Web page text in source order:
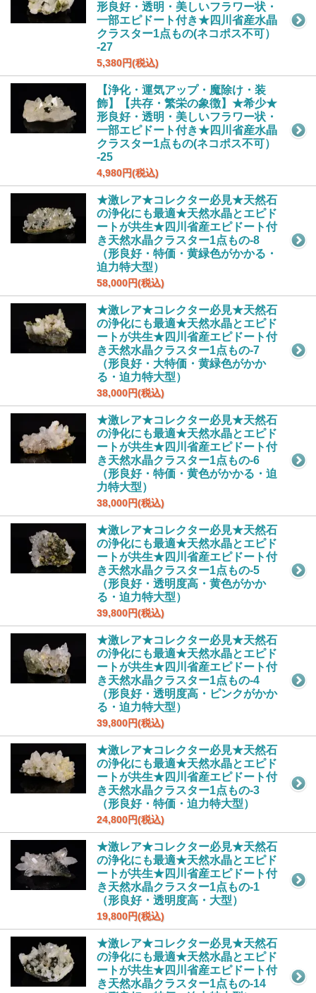
形良好・透明・美しいフラワー状・
一部エピドート付き★四川省産水晶
クラスター1点もの(ネコポス不可）
-27
5,380円(税込)
【浄化・運気アップ・魔除け・装
飾】【共存・繁栄の象徴】★希少★
形良好・透明・美しいフラワー状・
一部エピドート付き★四川省産水晶
クラスター1点もの(ネコポス不可）
-25
4,980円(税込)
★激レア★コレクター必見★天然石
の浄化にも最適★天然水晶とエピド
ートが共生★四川省産エピドート付
き天然水晶クラスター1点もの-8
（形良好・特価・黄緑色がかかる・
迫力特大型）
58,000円(税込)
★激レア★コレクター必見★天然石
の浄化にも最適★天然水晶とエピド
ートが共生★四川省産エピドート付
き天然水晶クラスター1点もの-7
（形良好・大特価・黄緑色がかか
る・迫力特大型）
38,000円(税込)
★激レア★コレクター必見★天然石
の浄化にも最適★天然水晶とエピド
ートが共生★四川省産エピドート付
き天然水晶クラスター1点もの-6
（形良好・特価・黄色がかかる・迫
力特大型）
38,000円(税込)
★激レア★コレクター必見★天然石
の浄化にも最適★天然水晶とエピド
ートが共生★四川省産エピドート付
き天然水晶クラスター1点もの-5
（形良好・透明度高・黄色がかか
る・迫力特大型）
39,800円(税込)
★激レア★コレクター必見★天然石
の浄化にも最適★天然水晶とエピド
ートが共生★四川省産エピドート付
き天然水晶クラスター1点もの-4
（形良好・透明度高・ピンクがかか
る・迫力特大型）
39,800円(税込)
★激レア★コレクター必見★天然石
の浄化にも最適★天然水晶とエピド
ートが共生★四川省産エピドート付
き天然水晶クラスター1点もの-3
（形良好・特価・迫力特大型）
24,800円(税込)
★激レア★コレクター必見★天然石
の浄化にも最適★天然水晶とエピド
ートが共生★四川省産エピドート付
き天然水晶クラスター1点もの-1
（形良好・透明度高・大型）
19,800円(税込)
★激レア★コレクター必見★天然石
の浄化にも最適★天然水晶とエピド
ートが共生★四川省産エピドート付
き天然水晶クラスター1点もの-14